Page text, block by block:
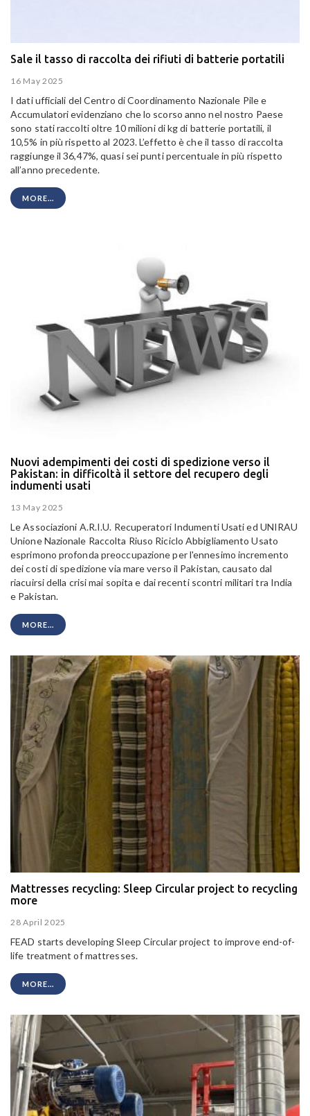
Sale il tasso di raccolta dei rifiuti di batterie portatili
16 May 2025
I dati ufficiali del Centro di Coordinamento Nazionale Pile e
Accumulatori evidenziano che lo scorso anno nel nostro Paese
sono stati raccolti oltre 10 milioni di kg di batterie portatili, il
10,5% in più rispetto al 2023. L’effetto è che il tasso di raccolta
raggiunge il 36,47%, quasi sei punti percentuale in più rispetto
all’anno precedente.
MORE...
Nuovi adempimenti dei costi di spedizione verso il
Pakistan: in difficoltà il settore del recupero degli
indumenti usati
13 May 2025
Le Associazioni A.R.I.U. Recuperatori Indumenti Usati ed UNIRAU
Unione Nazionale Raccolta Riuso Riciclo Abbigliamento Usato
esprimono profonda preoccupazione per l'ennesimo incremento
dei costi di spedizione via mare verso il Pakistan, causato dal
riacuirsi della crisi mai sopita e dai recenti scontri militari tra India
e Pakistan.
MORE...
Mattresses recycling: Sleep Circular project to recycling
more
28 April 2025
FEAD starts developing Sleep Circular project to improve end-of-
life treatment of mattresses.
MORE...